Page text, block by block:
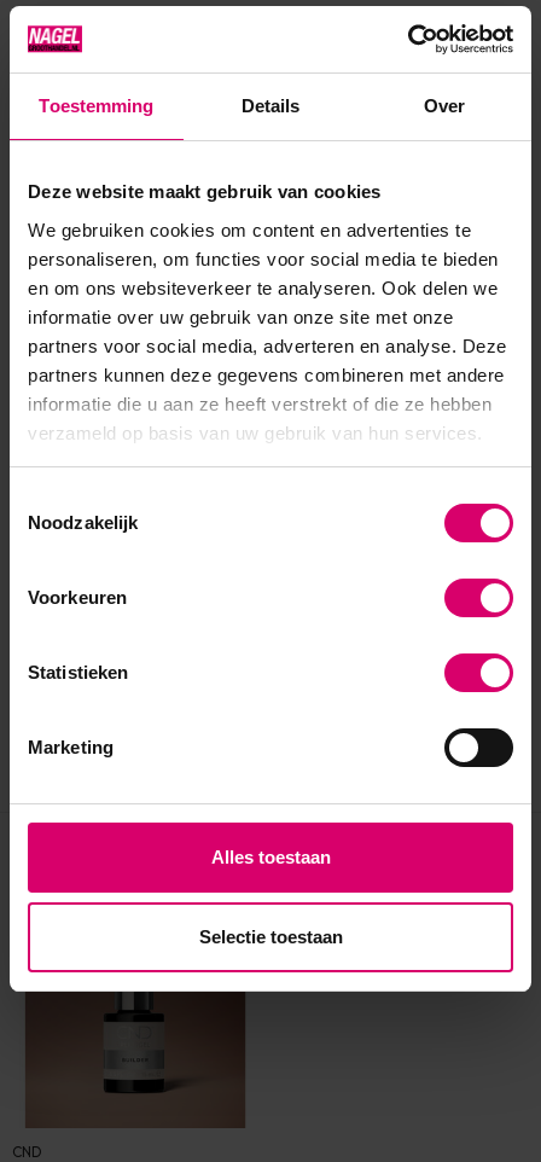
Toestemming Details Over
Deze website maakt gebruik van cookies
We gebruiken cookies om content en advertenties te
personaliseren, om functies voor social media te bieden
en om ons websiteverkeer te analyseren. Ook delen we
informatie over uw gebruik van onze site met onze
partners voor social media, adverteren en analyse. Deze
partners kunnen deze gegevens combineren met andere
informatie die u aan ze heeft verstrekt of die ze hebben
verzameld op basis van uw gebruik van hun services.
Noodzakelijk
Voorkeuren
Statistieken
Marketing
Alles toestaan
Selectie toestaan
Info CND™ PLEXIGEL™ BUILDER creëert sterke,
glasheldere, lichtgewicht kunstnagels en is geschikt voor
korte tot extreem lange nagel verlengingen. Het systeem
Toon meer
Product specificaties
EAN 639370010144
CND